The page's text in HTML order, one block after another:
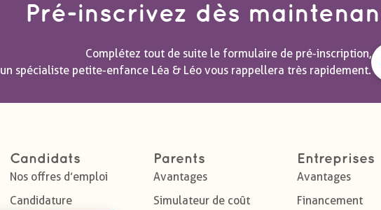
Pré-inscrivez dès
Complétez tout de suite le formulaire de pré-inscription,
un spécialiste petite-enfance Léa & Léo vous rappellera très rapidement.
Candidats
Nos offres d’emploi
Candidature
Parents
Avantages
Simulateur de coût
Entreprises
Avantages
Financement